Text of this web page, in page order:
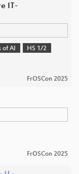
IT-
AI
HS 1/2
FrOSCon 2025
FrOSCon 2025